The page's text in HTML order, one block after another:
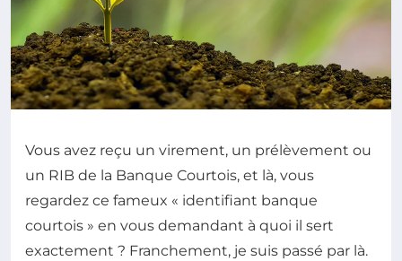
Vous avez reçu un virement, un prélèvement ou
un RIB de la Banque Courtois, et là, vous
regardez ce fameux « identifiant banque
courtois » en vous demandant à quoi il sert
exactement ? Franchement, je suis passé par là.